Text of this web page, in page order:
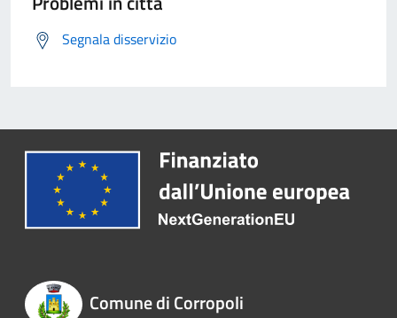
Segnala disservizio
Comune di Corropoli